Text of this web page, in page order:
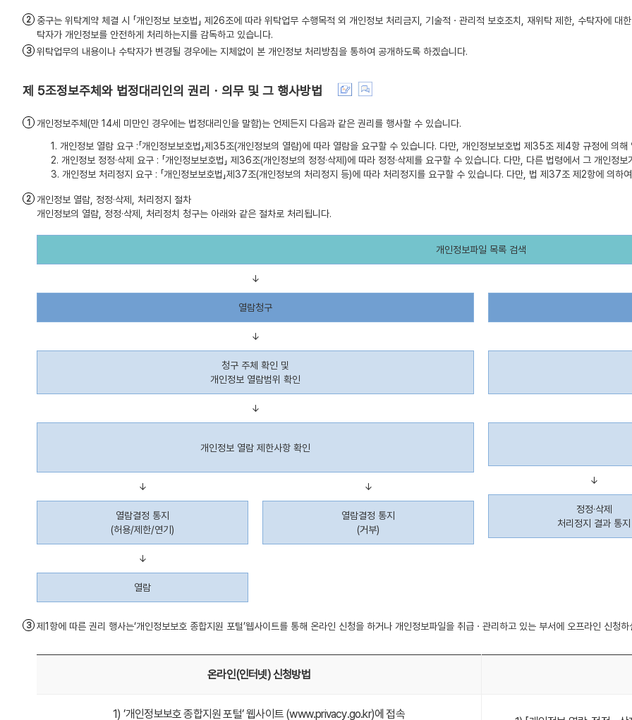
중구는 위탁계약 체결 시 「개인정보 보호법」 제26조에 따라 위탁업무 수행목적 외 개인정보 처리금지, 기술적ㆍ관리적 보호조치, 재위탁 제한, 수탁자에
탁자가 개인정보를 안전하게 처리하는지를 감독하고 있습니다.
위탁업무의 내용이나 수탁자가 변경될 경우에는 지체없이 본 개인정보 처리방침을 통하여 공개하도록 하겠습니다.
정보주체와 법정대리인의 권리ㆍ의무 및 그 행사방법
개인정보주체(만 14세 미만인 경우에는 법정대리인을 말함)는 언제든지 다음과 같은 권리를 행사할 수 있습니다.
1. 개인정보 열람 요구 :「개인정보보호법」제35조(개인정보의 열람)에 따라 열람을 요구할 수 있습니다. 다만, 개인정보보호법 제35조 제4항 규정에 의
2. 개인정보 정정·삭제 요구 : 「개인정보보호법」 제36조(개인정보의 정정·삭제)에 따라 정정·삭제를 요구할 수 있습니다. 다만, 다른 법령에서 그 개인
3. 개인정보 처리정지 요구 : 「개인정보보호법」제37조(개인정보의 처리정지 등)에 따라 처리정지를 요구할 수 있습니다. 다만, 법 제37조 제2항에 의하
개인정보 열람, 정정·삭제, 처리정지 절차
개인정보의 열람, 정정·삭제, 처리정치 청구는 아래와 같은 절차로 처리됩니다.
개인정보파일 목록 검색
↓
열람청구
↓
청구 주체 확인 및
개인정보 열람범위 확인
↓
개인정보 열람 제한사항 확인
↓
열람결정 통지
(허용/제한/연기)
↓
열람
↓
열람결정 통지
(거부)
↓
정정·삭제
처리정지 결과 통지
제1항에 따른 권리 행사는‘개인정보보호 종합지원 포털’웹사이트를 통해 온라인 신청을 하거나 개인정보파일을 취급ㆍ관리하고 있는 부서에 오프라인 신청
온라인(인터넷) 신청방법
1) ’개인정보보호 종합지원 포털’ 웹사이트 (www.privacy.go.kr)에 접속